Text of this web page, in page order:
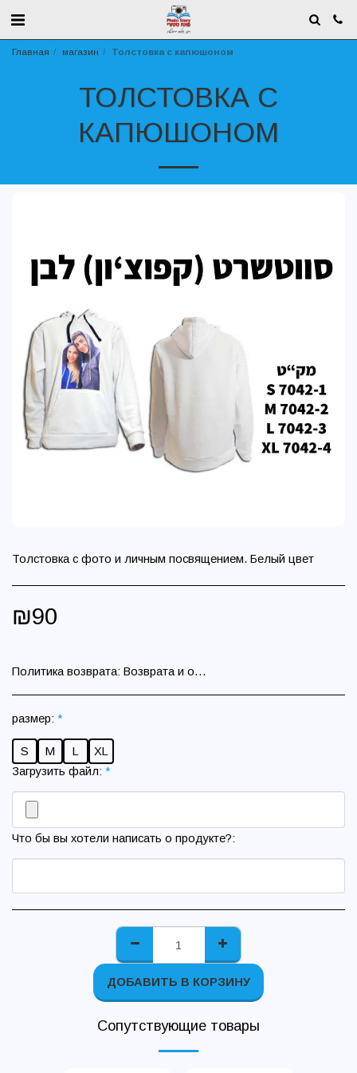
Главная магазин Толстовка с капюшоном
ТОЛСТОВКА С
КАПЮШОНОМ
Толстовка с фото и личным посвящением. Белый цвет
₪90
Политика возврата: Возврата и обмена нет
размер: *
S M L
XL
Загрузить файл: *
Что бы вы хотели написать о продукте?:
ДОБАВИТЬ В КОРЗИНУ
Сопутствующие товары